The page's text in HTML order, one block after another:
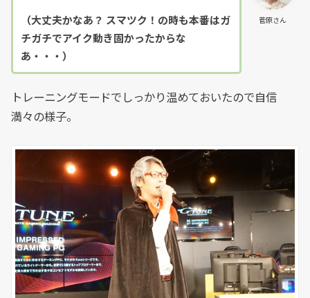
菅原さん
（大丈夫かなあ？ スマツク！の時も本番はガ
チガチでアイク動き固かったからな
あ・・・）
トレーニングモードでしっかり温めておいたので自信
満々の様子。